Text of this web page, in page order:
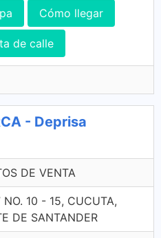
Cómo llegar
de calle
- Deprisa
DE VENTA
NO. 10 - 15, CUCUTA,
DE SANTANDER